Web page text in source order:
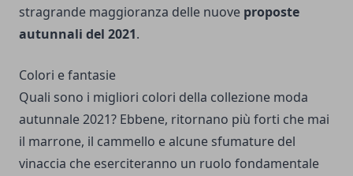
stragrande maggioranza delle nuove proposte
autunnali del 2021.
Colori e fantasie
Quali sono i migliori colori della collezione moda
autunnale 2021? Ebbene, ritornano più forti che mai
il marrone, il cammello e alcune sfumature del
vinaccia che eserciteranno un ruolo fondamentale